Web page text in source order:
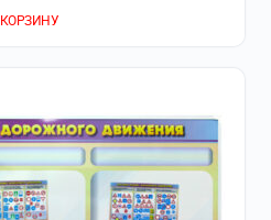
КОРЗИНУ